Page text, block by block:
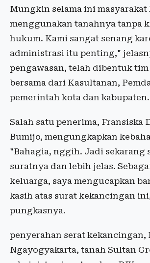
Mungkin selama ini masyarakat
menggunakan tanahnya tanpa
hukum. Kami sangat senang
administrasi itu penting,"
pengawasan, telah dibentuk tim
bersama dari Kasultanan,
pemerintah kota dan kabupaten.
Salah satu penerima, Fransiska
Bumijo, mengungkapkan
"Bahagia, nggih. Jadi sekarang
suratnya dan lebih jelas.
keluarga, saya mengucapkan
kasih atas surat kekancingan
pungkasnya.
penyerahan serat kekancingan,
Ngayogyakarta, tanah Sultan